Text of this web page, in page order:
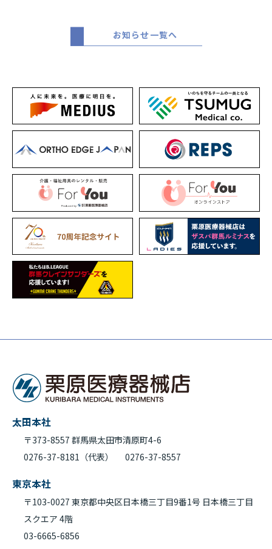
お知らせ一覧へ
太田本社
〒373-8557 群馬県太田市清原町4-6
0276-37-8181（代表）
0276-37-8557
東京本社
〒103-0027 東京都中央区日本橋三丁目9番1号 日本橋三丁目
スクエア 4階
03-6665-6856